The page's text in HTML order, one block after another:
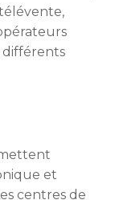
différents
et
centres de